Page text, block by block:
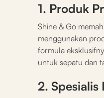
1. Produk
Shine & Go
menggunakan
formula
untuk sepatu dan
2. Spesialis